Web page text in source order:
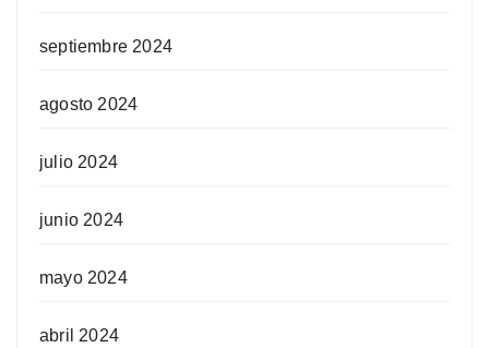
septiembre 2024
agosto 2024
julio 2024
junio 2024
mayo 2024
abril 2024